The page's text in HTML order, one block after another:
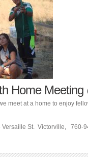
Home Meeting
meet at a home to enjoy
Versaille St. Victorville, 760-